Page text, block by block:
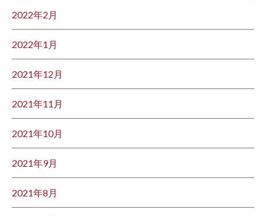
2022年2月
2022年1月
2021年12月
2021年11月
2021年10月
2021年9月
2021年8月